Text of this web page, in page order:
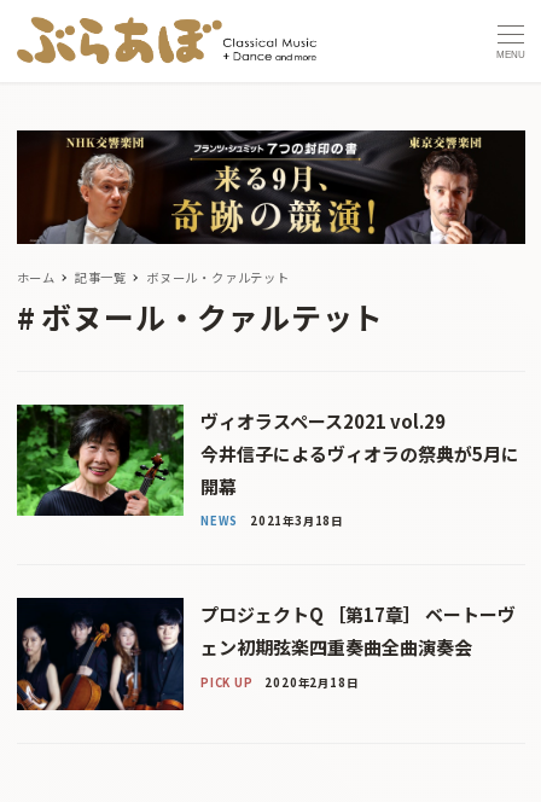
MENU
ホーム 記事一覧 ボヌール・クァルテット
ボヌール・クァルテット
ヴィオラスペース2021 vol.29
今井信子によるヴィオラの祭典が5月に
開幕
NEWS 2021年3月18日
プロジェクトQ ［第17章］ ベートーヴ
ェン初期弦楽四重奏曲全曲演奏会
PICK UP 2020年2月18日